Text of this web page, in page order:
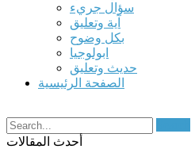
سؤال جريء
آية وتعليق
بكل وضوح
ابولوجيا
حديث وتعليق
الصفحة الرئيسية
أحدث المقالات